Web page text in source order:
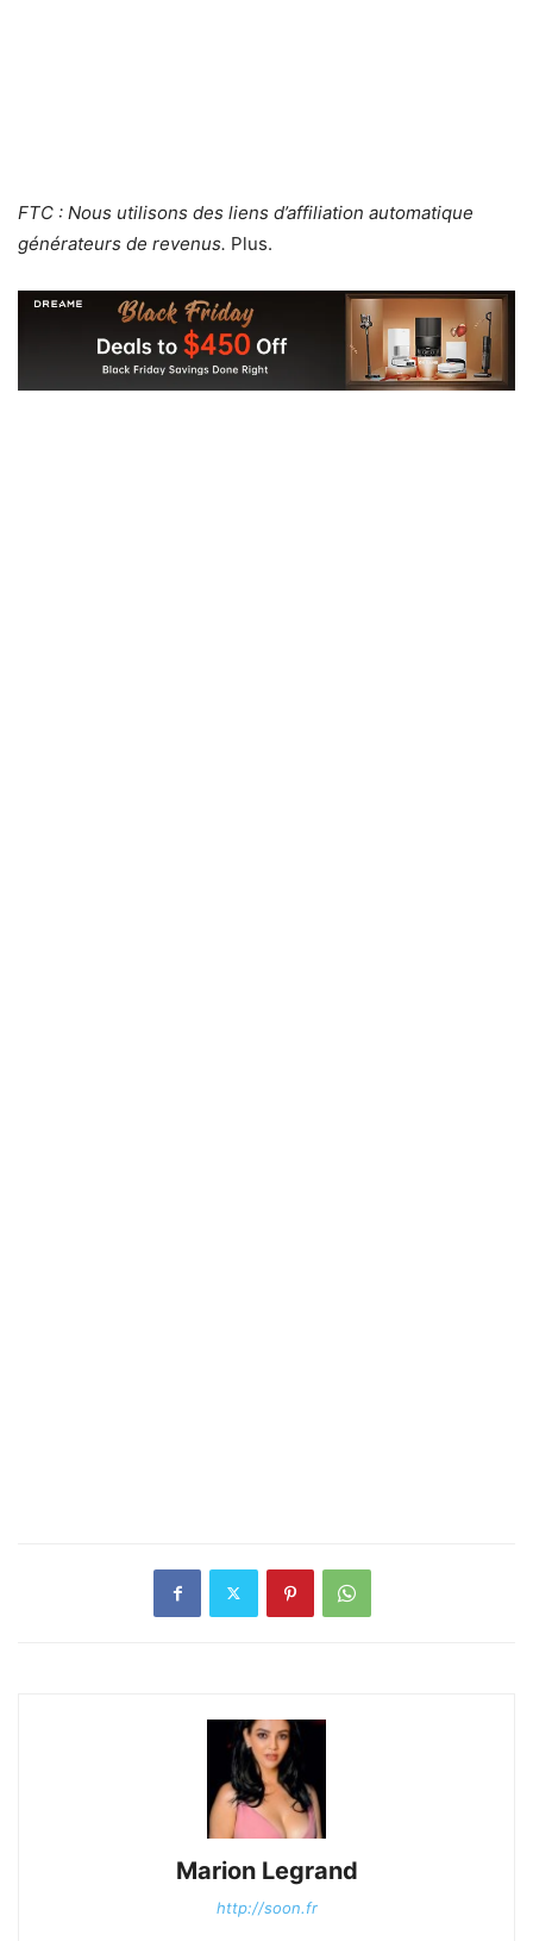
FTC : Nous utilisons des liens d’affiliation automatique
générateurs de revenus. Plus.
Marion Legrand
http://soon.fr